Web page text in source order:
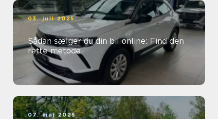
03. juli 2025
Sådan sælger du din bil online: Find den
rette metode
07. maj 2025